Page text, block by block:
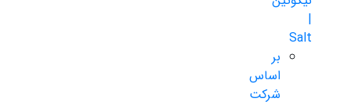
|
Salt
بر
اساس
شرکت